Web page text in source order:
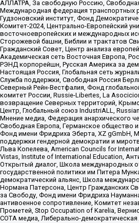
АЛЛАТРА, За свободную Россию, Свободная
Международная федерация транспортных
Гудзоновский институт, Фонд
Комитет-2024, Центрально-Европейский
восточноевропейских и международных
Сторожевой башни, Библии и трактатов
Гражданский Совет, Центр анализа
Академическая сеть Восточная Европа,
РЭНД корпорейшн, Русская Америка за
Настоящая Россия, Глобальная сеть
Служба поддержки, Свободная Россия
Северный Рейн-Вестфалия, Фонд
комитет России, Russie-Libertes, La
возвращение Северных территорий,
Центр, Глобальный союз IndustriALL,
Мнение медиа, Федерация анархического
Свободная Европа, Германское общество
Фонд имени Фридриха Эберта, XZ gGmbH,
поддержки гендерной демократии и
Льва Копелева, American Councils for
Vistas, Institute of International Education,
Открытый диалог, Школа международных
государственной политики им Питера
демократический альянс, Школа
Нормана Патерсона, Центр Гражданских
за Свободу, Фонд имени Фридриха
антивоенное сопротивление, Комитет
Прометей, Stop Occupation of Karelia,
СОТА медиа, Либерально-демократическая